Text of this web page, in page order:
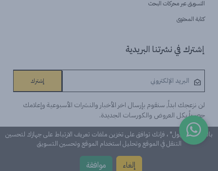
التسويق عبر محركات البحث
كتابة المحتوى
إشترك في نشرتنا البريدية
إشترك
لن نزعجك ابداً, سنقوم بإرسال اخر الأخبار والنشرات الأسبوعية وإعلامك
حصرياً بكل العروض والكورسات الجديدة.
©Learn n 'Digital. كل الحقوق محفوظة
بالنقر على "قبول" ، فإنك توافق على تخزين ملفات تعريف الارتباط على جهازك لتحسين
التنقل في الموقع وتحليل استخدام الموقع وتحسين التسويق
موافقة إلغاء